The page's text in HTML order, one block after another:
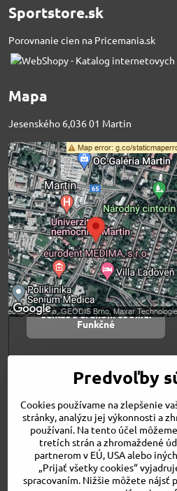
Sportstore.sk
Porovnanie cien na Pricemania.sk
Mapa
Jesenského 6,036 01 Martin
Externý obsah je
blokovaný Voľbami
súkromia
Prajete si načítať externý obsah?
Povoliť tentokrát
Povoliť a zapamätať -
súhlas s druhom cookie:
Funkčné
Otvoriť obsah v novom okne
Novinky
Niečo o nás
Naša ponuka
Veľkostné tabuľky
Obchodné podmienky
Kontakt
Predvoľby
Cookies používame na zlepšenie
stránky, analýzu jej výkonnosti a
používaní. Na tento účel
tretích strán a zhromaždené
partnerom v EÚ, USA alebo
„Prijať všetky cookies“
spracovaním. Nižšie môžete nájsť